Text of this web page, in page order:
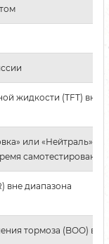
жидкости (TFT) вне
или «Нейтраль»
самотестирования
вне диапазона
тормоза (BOO) вне